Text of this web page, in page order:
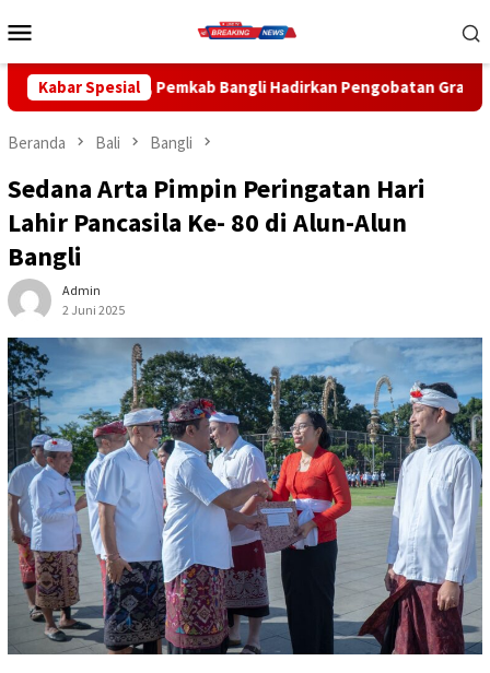
ke
Mobile
Kabar Spesial
Hadirkan Pengobatan Gratis di Empat Kecamatan Wujudkan
Beranda Bali Bangli
Sedana Arta Pimpin Peringatan Hari
Lahir Pancasila Ke- 80 di Alun-Alun
Bangli
Admin
2 Juni 2025